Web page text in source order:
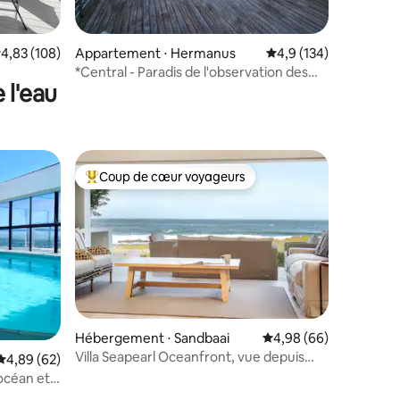
: 4,75 sur 5
moyenne sur la base de 108 commentaires : 4,83 sur 5
4,83 (108)
Appartement ⋅ Hermanus Évaluation moyenne
4,9 (134)
*Central - Paradis de l'observation des
l'eau
: 4,85 sur 5
moyenne sur la base de 62 commentaires : 4,89 sur 5
4,89 (62)
et
Coups de cœur voyageurs les plus appréciés
Coup de cœur voyageurs
Hébergement ⋅ Sandbaai Évaluation moyenne
4,98 (66)
Villa Seapearl Oceanfront, vue depuis